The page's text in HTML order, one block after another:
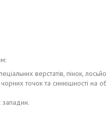
верстатів, пінок,
точок та синюшності на